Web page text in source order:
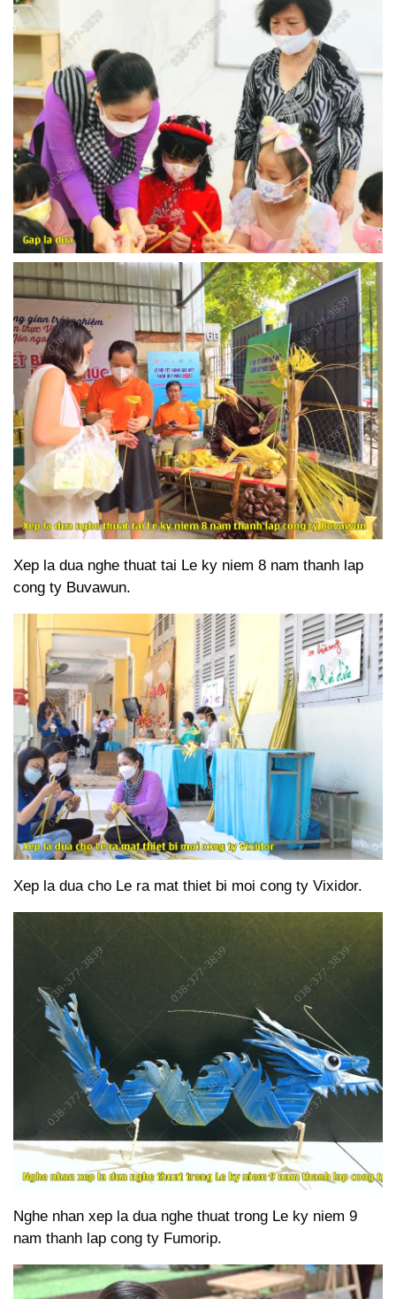
Xep la dua nghe thuat tai Le ky niem 8 nam thanh lap
cong ty Buvawun.
Xep la dua cho Le ra mat thiet bi moi cong ty Vixidor.
Nghe nhan xep la dua nghe thuat trong Le ky niem 9
nam thanh lap cong ty Fumorip.